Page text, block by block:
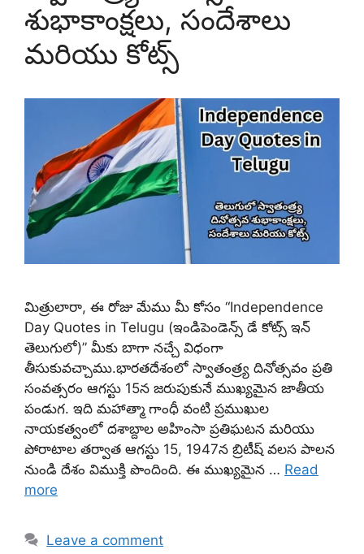
శుభాకాంక్షలు, సందేశాలు
మరియు కోట్స్
మిత్రులారా, ఈ రోజు మేము మీ కోసం “Independence
Day Quotes in Telugu (ఇండిపెండెన్స్ డే కోట్స్ ఇన్
తెలుగులో)” మీకు బాగా నచ్చే విధంగా
తీసుకువచ్చాము.భారతదేశంలో స్వాతంత్ర్య దినోత్సవం ప్రతి
సంవత్సరం ఆగస్టు 15న జరుపుకునే ముఖ్యమైన జాతీయ
పండుగ. ఇది మహాత్మా గాంధీ వంటి ప్రముఖుల
నాయకత్వంలో దశాబ్దాల అహింసా ప్రతిఘటన మరియు
పోరాటాల తర్వాత ఆగస్టు 15, 1947న బ్రిటీష్ వలస పాలన
నుండి దేశం విముక్తి పొందింది. ఈ ముఖ్యమైన … Read
more
Leave a comment